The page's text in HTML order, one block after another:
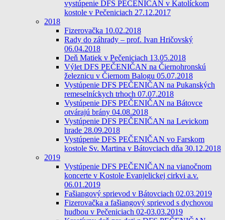
vystúpenie DFS PEČENIČAN v Katolíckom
kostole v Pečeniciach 27.12.2017
2018
Fizerovačka 10.02.2018
Rady do záhrady – prof. Ivan Hričovský
06.04.2018
Deň Matiek v Pečeniciach 13.05.2018
Výlet DFS PEČENIČAN na Čiernohronskú
železnicu v Čiernom Balogu 05.07.2018
Vystúpenie DFS PEČENIČAN na Pukanských
remeselníckych trhoch 07.07.2018
Vystúpenie DFS PEČENIČAN na Bátovce
otvárajú brány 04.08.2018
Vystúpenie DFS PEČENIČAN na Levickom
hrade 28.09.2018
Vystúpenie DFS PEČENIČAN vo Farskom
kostole Sv. Martina v Bátovciach dňa 30.12.2018
2019
Vystúpenie DFS PEČENIČAN na vianočnom
koncerte v Kostole Evanjelickej cirkvi a.v.
06.01.2019
Fašiangový sprievod v Bátovciach 02.03.2019
Fizerovačka a fašiangový sprievod s dychovou
hudbou v Pečeniciach 02-03.03.2019